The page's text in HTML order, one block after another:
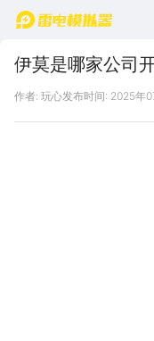
首页
伊莫是哪家公司
作者: 玩心发布时间: 2025年